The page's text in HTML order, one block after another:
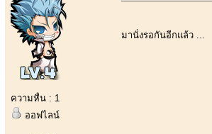
ความหื่น : 1
ออฟไลน์
มานั่งรอกันอีกแล้ว ...